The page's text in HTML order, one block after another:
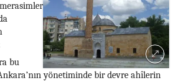
bu
yönetiminde bir devre ahîlerin